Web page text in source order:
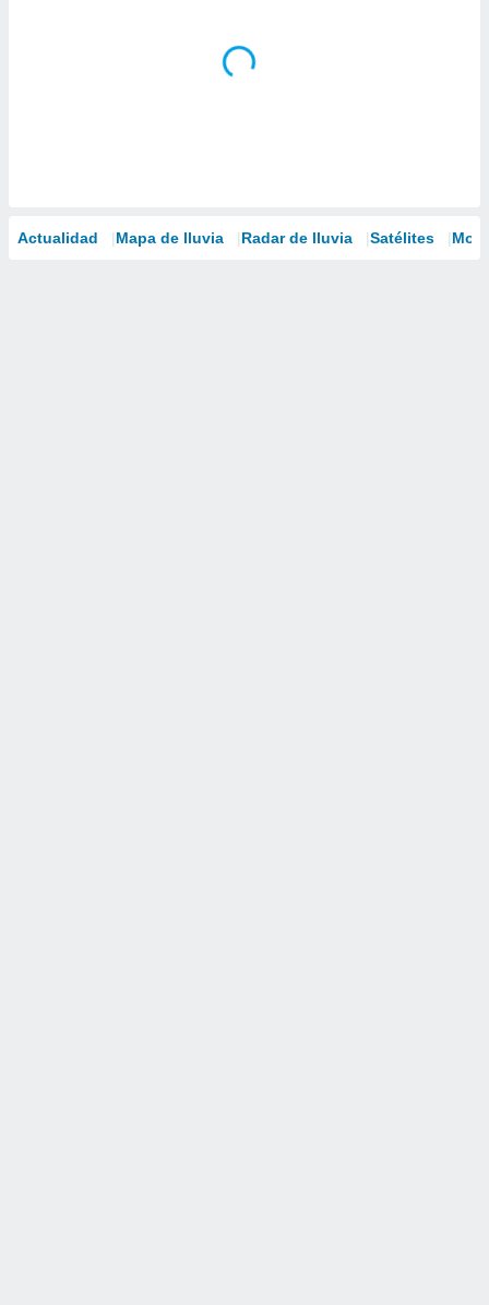
Actualidad Mapa de lluvia Radar de lluvia Satélites